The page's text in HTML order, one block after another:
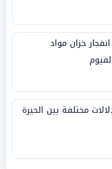
خزان مواد
مختلفة بين الحيرة